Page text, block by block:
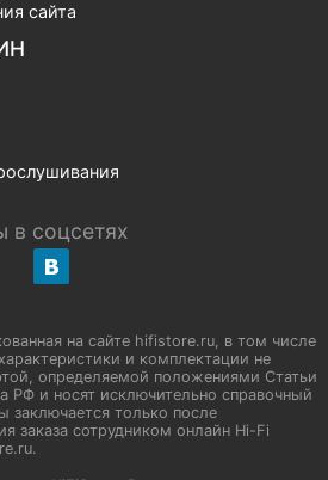
сайта
в соцсетях
на сайте hifistore.ru, в том числе
и комплектации не
определяемой положениями Статьи
РФ и носят исключительно справочный
заключается только после
заказа сотрудником онлайн Hi-Fi